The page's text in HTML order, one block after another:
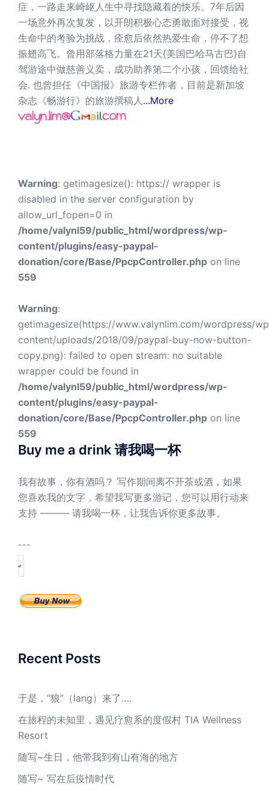
症，一路走来崎岖人生中寻找隐藏着的快乐。7年后因
一场意外再次复发，以开朗积极心态勇敢面对接受，视
生命中的考验为挑战，痊愈后依然热爱生命，停不了想
振翅高飞。曾用部落格力量在21天{美国巴哈马古巴}自
驾游途中做慈善义卖，成功助养第二个小孩，回馈给社
会. 也曾担任《中国报》旅游专栏作者，目前是新加坡
杂志《畅游行》的旅游撰稿人 ...More
Warning: getimagesize(): https:// wrapper is
disabled in the server configuration by
allow_url_fopen=0 in
/home/valynl59/public_html/wordpress/wp-
content/plugins/easy-paypal-
donation/core/Base/PpcpController.php on line
559
Warning:
getimagesize(https://www.valynlim.com/wordpress/
content/uploads/2018/09/paypal-buy-now-button-
copy.png): failed to open stream: no suitable
wrapper could be found in
/home/valynl59/public_html/wordpress/wp-
content/plugins/easy-paypal-
donation/core/Base/PpcpController.php on line
559
Buy me a drink 请我喝一杯
我有故事，你有酒吗？ 写作期间离不开茶或酒，如果
您喜欢我的文字，希望我写更多游记，您可以用行动来
支持 ——— 请我喝一杯，让我告诉你更多故事。
---
Recent Posts
于是，“狼”（lang）来了….
在旅程的未知里，遇见疗愈系的度假村 TIA Wellness
Resort
随写~生日，他带我到有山有海的地方
随写~ 写在后疫情时代